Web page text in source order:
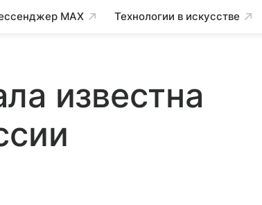
MAX Технологии в искусстве
известна